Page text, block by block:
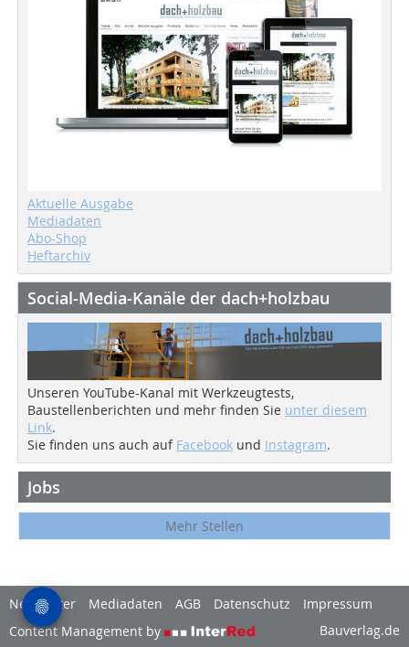
Aktuelle Ausgabe
Mediadaten
Abo-Shop
Heftarchiv
Social-Media-Kanäle der dach+holzbau
Unseren YouTube-Kanal mit Werkzeugtests,
Baustellenberichten und mehr finden Sie unter diesem
Link.
Sie finden uns auch auf Facebook und Instagram.
Jobs
Mehr Stellen
Newsletter Mediadaten AGB Datenschutz
Impressum
Content Management by
Bauverlag.de